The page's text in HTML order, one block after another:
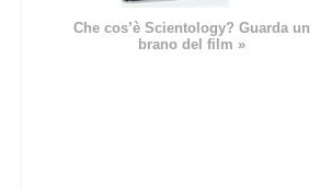
Che cos’è Scientology? Guarda un
brano del film »